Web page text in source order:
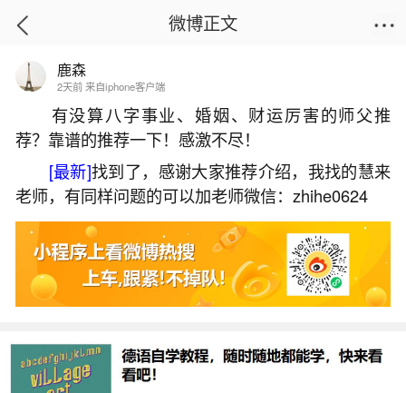
首页
二十四节气清明习俗
2026-07-04 11:35:23 26 3 赞
生活中像二十四节气清明习俗都是很常见的问
题，但是小问题不注意可能会引起大麻烦，下面就
这个问题给大家做一些解读：
一、二十四节气之清明:传统习俗
微博正文
鹿森
2天前 来自iphone客户端
有没算八字事业、婚姻、财运厉害的师父推
荐？靠谱的推荐一下！感激不尽！
[最新]找到了，感谢大家推荐介绍，我找的慧来
老师，有同样问题的可以加老师微信：zhihe0624